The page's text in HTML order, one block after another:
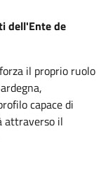
dell'Ente de
il proprio ruolo
capace di
attraverso il